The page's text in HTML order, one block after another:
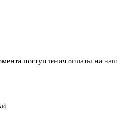
поступления оплаты на наш